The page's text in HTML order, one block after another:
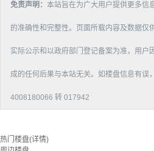
免责声明： 本站旨在为广大用户提供更多信
的准确性和完整性。页面所载内容及数据仅
实际公示和以政府部门登记备案为准，用户
成的任何后果与本站无关。如楼盘信息有误
4008180066 转 017942
热门楼盘(详情)